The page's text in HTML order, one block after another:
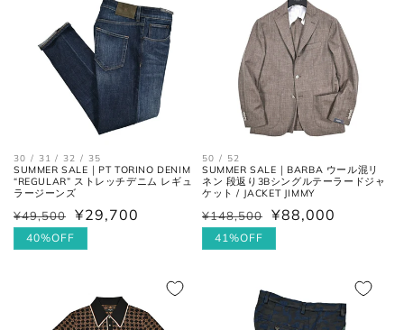
30 / 31 / 32 / 35
SUMMER SALE｜PT TORINO DENIM
“REGULAR” ストレッチデニム レギュ
ラージーンズ
通
常
¥49,500
セ
ー
¥29,700
40%OFF
50 / 52
SUMMER SALE｜BARBA ウール混リ
ネン 段返り3Bシングルテーラードジャ
ケット / JACKET JIMMY
通
常
¥148,500
セ
ー
¥88,000
41%OFF
股上
フロントの上端から股下の縫い目
の交点。
股下
股下の縫い目の交点から、内側の
シームに沿った裾までの長さ。
太腿幅
(ワタリ
幅)
股下の縫い目の交点から、5cm裾
方向へ下がった位置の端と端を結
んだ長さ。